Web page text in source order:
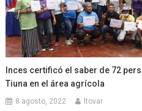
Inces certificó el saber de 72
Tiuna en el área agrícola
8 agosto, 2022 ltovar